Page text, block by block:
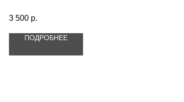
3 500 р.
ПОДРОБНЕЕ